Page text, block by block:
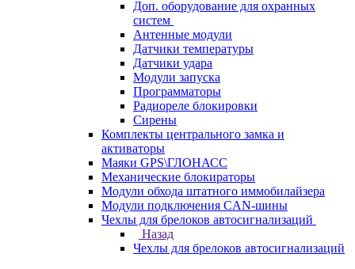
Доп. оборудование для охранных
систем
Антенные модули
Датчики температуры
Датчики удара
Модули запуска
Программаторы
Радиореле блокировки
Сирены
Комплекты центрального замка и
активаторы
Маяки GPS\ГЛОНАСС
Механические блокираторы
Модули обхода штатного иммобилайзера
Модули подключения CAN-шины
Чехлы для брелоков автосигнализаций
Назад
Чехлы для брелоков автосигнализаций